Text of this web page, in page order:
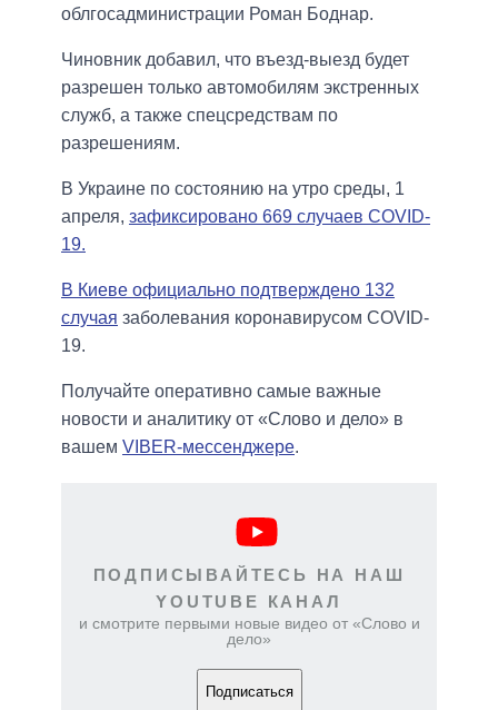
облгосадминистрации Роман Боднар.
Чиновник добавил, что въезд-выезд будет
разрешен только автомобилям экстренных
служб, а также спецсредствам по
разрешениям.
В Украине по состоянию на утро среды, 1
апреля, зафиксировано 669 случаев COVID-
19.
В Киеве официально подтверждено 132
случая заболевания коронавирусом COVID-
19.
Получайте оперативно самые важные
новости и аналитику от «Слово и дело» в
вашем VIBER-мессенджере.
ПОДПИСЫВАЙТЕСЬ НА НАШ
YOUTUBE КАНАЛ
и смотрите первыми новые видео от «Слово и
дело»
Подписаться